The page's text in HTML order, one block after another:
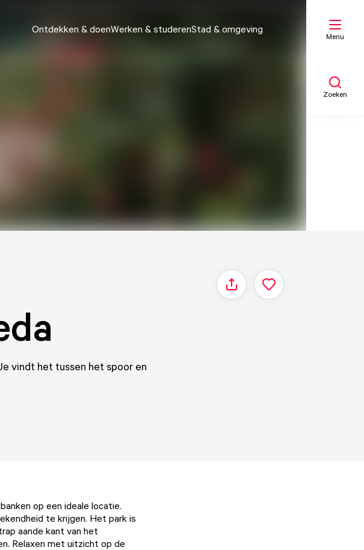
Ontdekken & doenWerken & studerenStad & omgeving
Menu
Zoeken
Delen
vindt het tussen het spoor en
op een ideale locatie.
te krijgen. Het park is
aande kant van het
Relaxen met uitzicht op de